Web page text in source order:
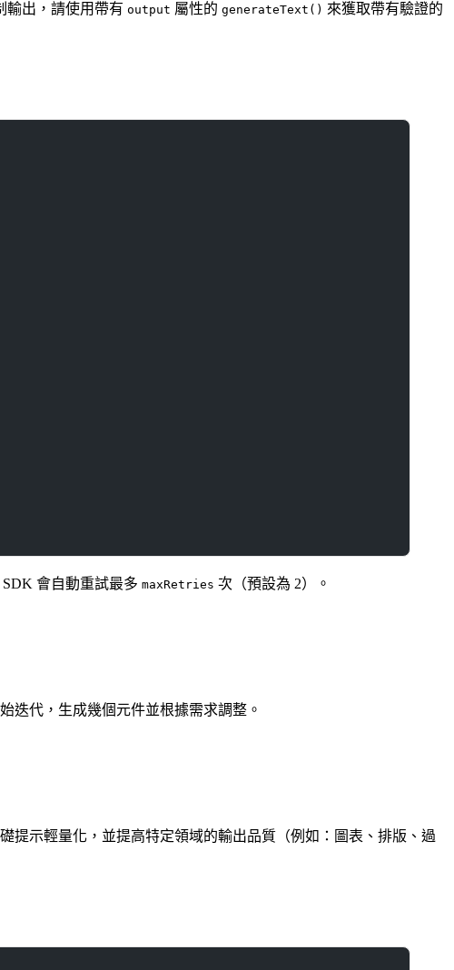
輸出，請使用帶有 output 屬性的 generateText() 來獲取帶有驗證的
會自動重試最多 maxRetries 次（預設為 2）。
迭代，生成幾個元件並根據需求調整。
示輕量化，並提高特定領域的輸出品質（例如：圖表、排版、過